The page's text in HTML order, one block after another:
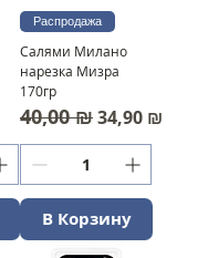
Распродажа
Салями Милано
нарезка Мизра
170гр
Обычная цена
40,00 ₪Цена со
34,90 ₪
В Корзину